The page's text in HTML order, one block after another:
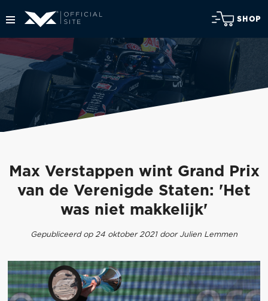
SHOP
Max Verstappen wint Grand Prix
van de Verenigde Staten: 'Het
was niet makkelijk'
Gepubliceerd op 24 oktober 2021 door Julien Lemmen